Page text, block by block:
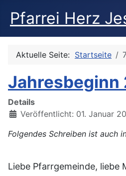
Pfarrei Herz
Aktuelle Seite: Startseite
Jahresbeginn
Details
Veröffentlicht: 01. Januar
Folgendes Schreiben ist auch
Liebe Pfarrgemeinde, liebe